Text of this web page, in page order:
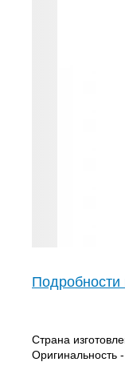
Страна
Оригинальность